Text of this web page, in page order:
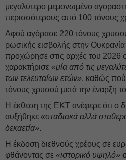
μεγαλύτερο μεμονωμένο
περισσότερους από 100 τόνους
Αφού αγόρασε 220 τόνους
ρωσικής εισβολής στην
προχώρησε στις αρχές του
χαρακτήρισε «μία από τις
των τελευταίων ετών», καθώς
τόνους χρυσού μετά την έναρξη
Η έκθεση της ΕΚΤ ανέφερε ότι ο
αυξήθηκε «σταδιακά αλλά
δεκαετία».
Η έκδοση διεθνούς χρέους σε
φθάνοντας σε «ιστορικό υψηλό»